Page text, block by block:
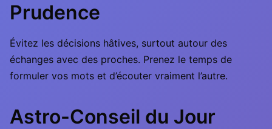
Prudence
Évitez les décisions hâtives, surtout autour des
échanges avec des proches. Prenez le temps de
formuler vos mots et d’écouter vraiment l’autre.
Astro-Conseil du Jour